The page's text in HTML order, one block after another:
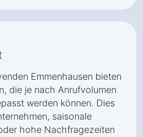
Emmenhausen bieten
die je nach Anrufvolumen
werden können. Dies
saisonale
hohe Nachfragezeiten